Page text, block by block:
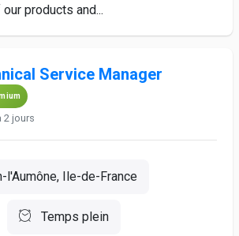
products and...
Service Manager
2 jours
l'Aumône, Ile-de-France
Temps plein